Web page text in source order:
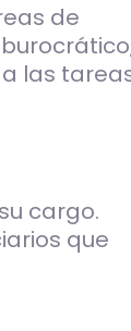
de
las
cargo.
que